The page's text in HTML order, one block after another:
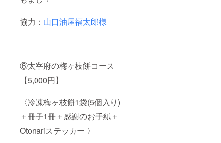
協力： 山口油屋福太郎様
⑥太宰府の梅ヶ枝餅コース
【5,000円】
〈冷凍梅ヶ枝餅1袋(5個入り)
＋冊子1冊＋感謝のお手紙＋
Otonariステッカー 〉